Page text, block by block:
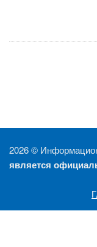
2026 ©
является